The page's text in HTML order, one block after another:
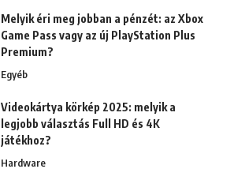
Melyik éri meg jobban a pénzét: az Xbox
Game Pass vagy az új PlayStation Plus
Premium?
Egyéb
Videokártya körkép 2025: melyik a
legjobb választás Full HD és 4K
játékhoz?
Hardware